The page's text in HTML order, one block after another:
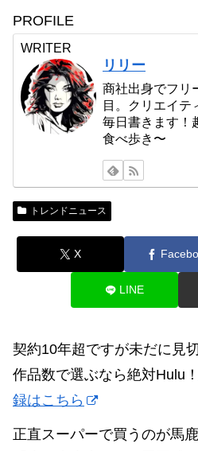
PROFILE
WRITER
リリー
商社出身でフリ
目。クリエイテ
毎日書きます！
食べ歩き〜
トレンドニュース
X
LINE
契約10年超ですが未だに見
作品数で選ぶなら絶対Hulu！
録はこちら
正直スーパーで買うのが馬